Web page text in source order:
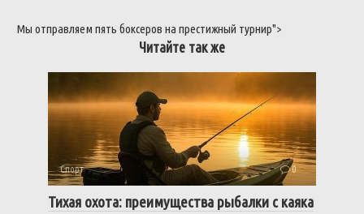
Мы отправляем пять боксеров на престижный турнир">
Читайте так же
Спорт 0
Тихая охота: преимущества рыбалки с каяка